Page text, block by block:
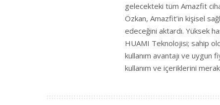
gelecekteki tüm Amazfit
Özkan, Amazfit’in kişisel
edeceğini aktardı. Yüksek
HUAMI Teknolojisi; sahip
kullanım avantajı ve uygun
kullanım ve içeriklerini